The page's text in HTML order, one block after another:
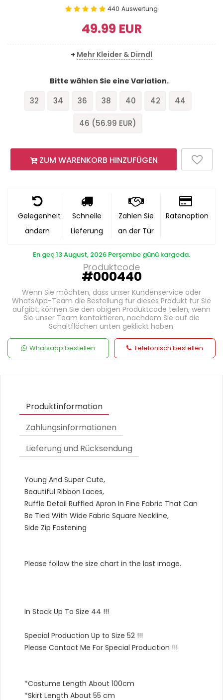
440 Auswertung
49.99 EUR
+ Mehr Kleider & Dirndl
Bitte wählen Sie eine Variation.
32 34 36 38 40 42 44
46 (56.99 EUR)
ZUM WARENKORB HINZUFÜGEN
Gelegenheit
ändern
Schnelle
Lieferung
Zahlen Sie
an der Tür
Ratenoption
En geç 13 August, 2026 Perşembe günü kargoda.
Produktcode
#000440
Wenn Sie möchten, dass unser Kundenservice oder
WhatsApp-Team die Bestellung für dieses Produkt für Sie
aufgibt, können Sie den obigen Produktcode teilen, wenn
Sie unser Team kontaktieren, nachdem Sie auf die
Schaltflächen unten geklickt haben.
Whatsapp bestellen Telefonisch bestellen
Produktinformation
Zahlungsinformationen
Lieferung und Rücksendung
Young And Super Cute,
Beautiful Ribbon Laces,
Ruffle Detail Ruffled Apron In Fine Fabric That Can
Be Tied With Wide Fabric Square Neckline,
Side Zip Fastening
Please follow the size chart in the last image.
In Stock Up To Size 44 !!!
Special Production Up to Size 52 !!!
Please Contact Me For Special Production !!!
*Costume Length About 100cm
*Skirt Length About 55 cm